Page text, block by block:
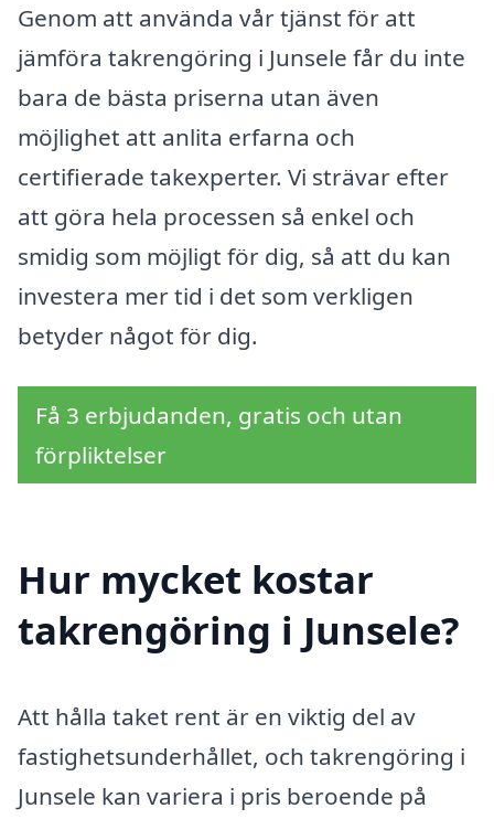
Genom att använda vår tjänst för att
jämföra takrengöring i Junsele får du inte
bara de bästa priserna utan även
möjlighet att anlita erfarna och
certifierade takexperter. Vi strävar efter
att göra hela processen så enkel och
smidig som möjligt för dig, så att du kan
investera mer tid i det som verkligen
betyder något för dig.
Få 3 erbjudanden, gratis och utan
förpliktelser
Hur mycket kostar
takrengöring i Junsele?
Att hålla taket rent är en viktig del av
fastighetsunderhållet, och takrengöring i
Junsele kan variera i pris beroende på